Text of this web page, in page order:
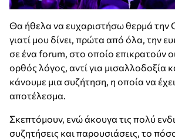
Θα ήθελα να ευχαριστήσω θερμά την
γιατί μου δίνει, πρώτα από όλα, την
σε ένα forum, στο οποίο επικρατούν
ορθός λόγος, αντί για μισαλλοδοξία
κάνουμε μια συζήτηση, η οποία να
αποτέλεσμα.
Σκεπτόμουν, ενώ άκουγα τις πολύ
συζητήσεις και παρουσιάσεις, το